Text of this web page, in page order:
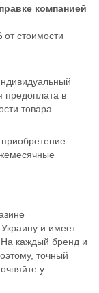
компанией
от стоимости
предоплата в
товара.
и имеет
каждый бренд и
точный
у